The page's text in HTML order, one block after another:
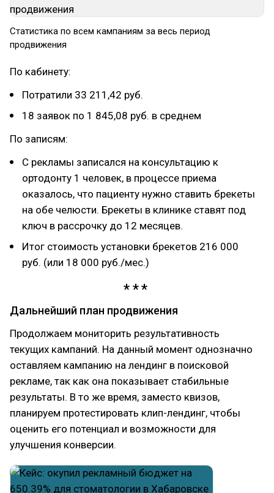
Статистика по всем кампаниям за весь период
продвижения
По кабинету:
Потратили 33 211,42 руб.
18 заявок по 1 845,08 руб. в среднем
По записям:
С рекламы записался на консультацию к
ортодонту 1 человек, в процессе приема
оказалось, что пациенту нужно ставить брекеты
на обе челюсти. Брекеты в клинике ставят под
ключ в рассрочку до 12 месяцев.
Итог стоимость установки брекетов 216 000
руб. (или 18 000 руб./мес.)
Дальнейший план продвижения
Продолжаем мониторить результативность
текущих кампаний. На данный момент однозначно
оставляем кампанию на лендинг в поисковой
рекламе, так как она показывает стабильные
результаты. В то же время, заместо квизов,
планируем протестировать клип-лендинг, чтобы
оценить его потенциал и возможности для
улучшения конверсии.